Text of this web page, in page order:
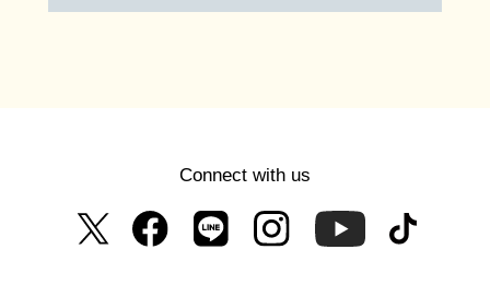
Connect with us